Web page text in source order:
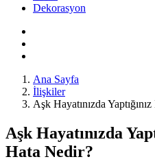
Dekorasyon
Ana Sayfa
İlişkiler
Aşk Hayatınızda
Aşk Hayatınızda
Hata Nedir?